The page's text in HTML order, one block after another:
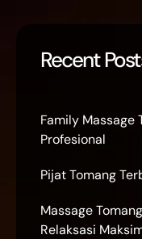
Recent
Family Massage
Profesional
Pijat Tomang
Massage
Relaksasi